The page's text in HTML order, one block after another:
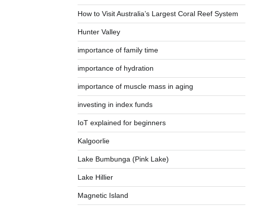
How to Visit Australia’s Largest Coral Reef System
Hunter Valley
importance of family time
importance of hydration
importance of muscle mass in aging
investing in index funds
IoT explained for beginners
Kalgoorlie
Lake Bumbunga (Pink Lake)
Lake Hillier
Magnetic Island